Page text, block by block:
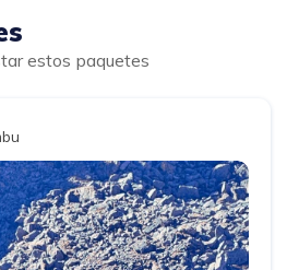
estos paquetes